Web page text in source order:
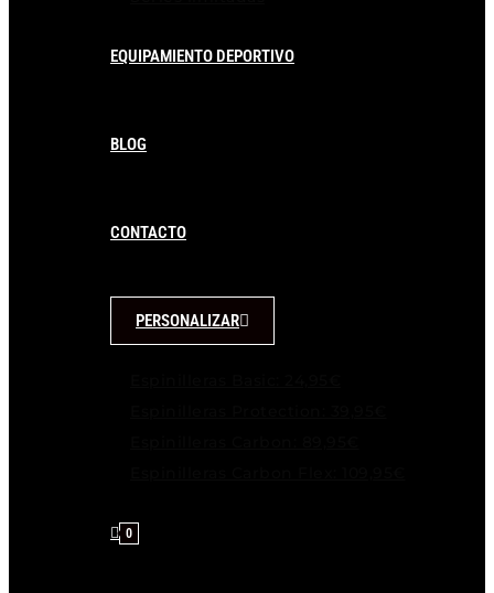
EQUIPAMIENTO DEPORTIVO
BLOG
CONTACTO
PERSONALIZAR
0